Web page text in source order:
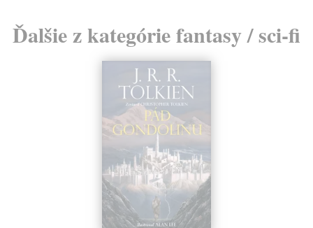
Ďalšie z kategórie fantasy / sci-fi